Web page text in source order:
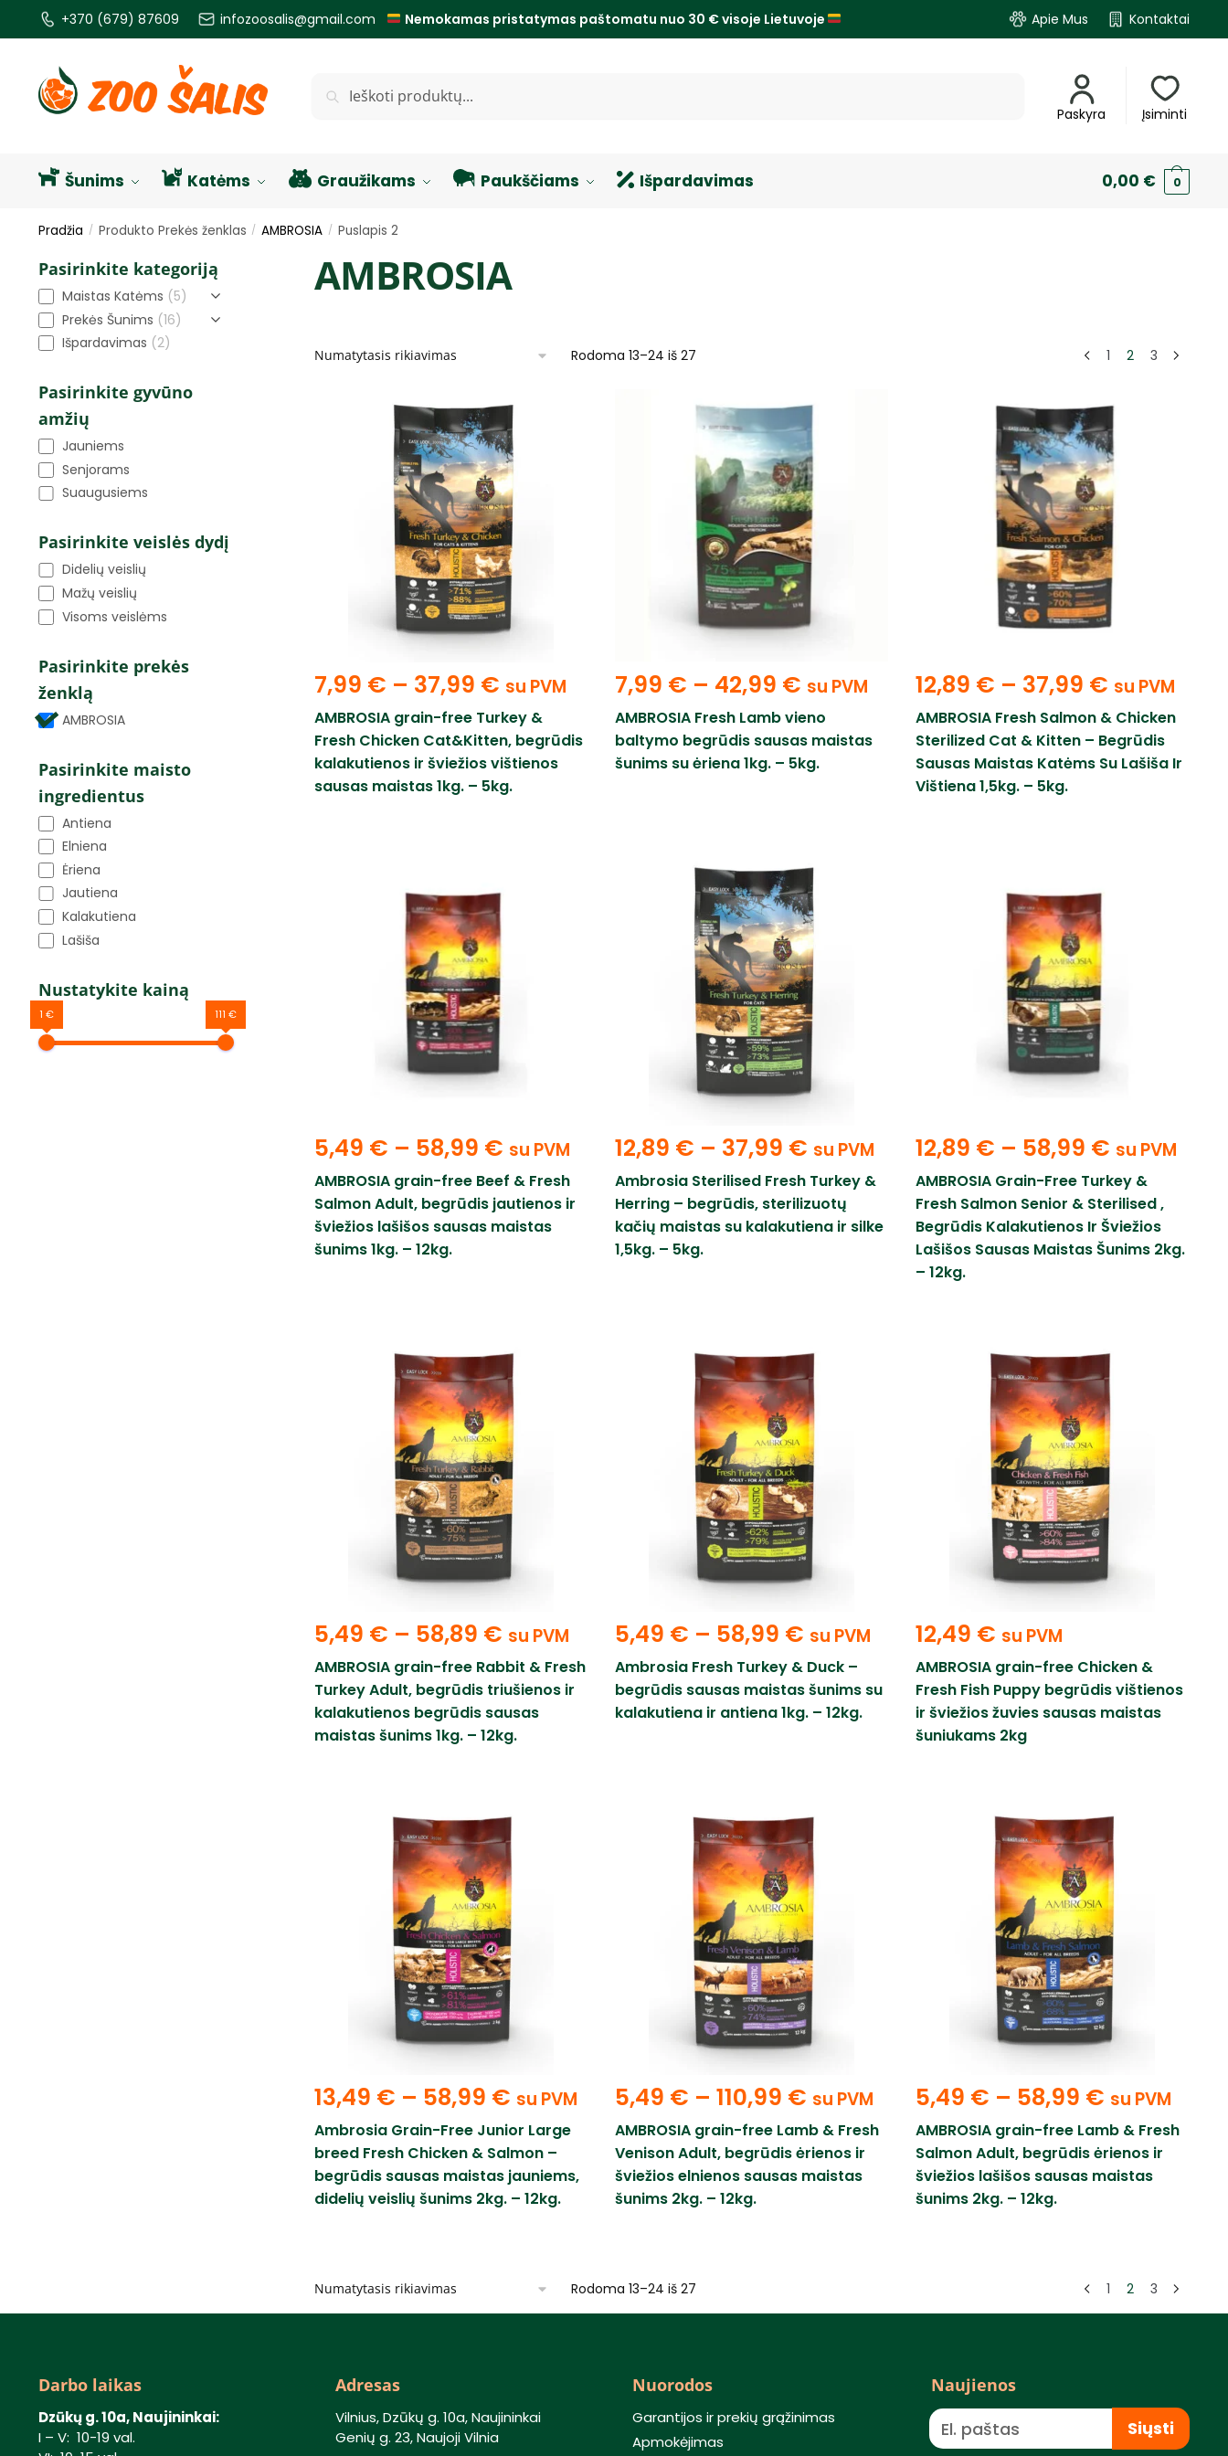
+370 (679) 87609 infozoosalis@gmail.com Nemokamas pristatymas paštomatu nuo 30 € visoje Lietuvoje Apie Mus Kontaktai
Paskyra Įsiminti
Šunims Katėms Graužikams Paukščiams Išpardavimas 0,00 € 0
Pradžia / Produkto Prekės ženklas / AMBROSIA / Puslapis 2
AMBROSIA
Rodoma 13–24 iš 27 1 2 3
7,99 € – 37,99 € su PVM
AMBROSIA grain-free Turkey &
Fresh Chicken Cat&Kitten, begrūdis
kalakutienos ir šviežios vištienos
sausas maistas 1kg. – 5kg.
7,99 € – 42,99 € su PVM
AMBROSIA Fresh Lamb vieno
baltymo begrūdis sausas maistas
šunims su ėriena 1kg. – 5kg.
12,89 € – 37,99 € su PVM
AMBROSIA Fresh Salmon & Chicken
Sterilized Cat & Kitten – Begrūdis
Sausas Maistas Katėms Su Lašiša Ir
Vištiena 1,5kg. – 5kg.
5,49 € – 58,99 € su PVM
AMBROSIA grain-free Beef & Fresh
Salmon Adult, begrūdis jautienos ir
šviežios lašišos sausas maistas
šunims 1kg. – 12kg.
12,89 € – 37,99 € su PVM
Ambrosia Sterilised Fresh Turkey &
Herring – begrūdis, sterilizuotų
kačių maistas su kalakutiena ir silke
1,5kg. – 5kg.
12,89 € – 58,99 € su PVM
AMBROSIA Grain-Free Turkey &
Fresh Salmon Senior & Sterilised ,
Begrūdis Kalakutienos Ir Šviežios
Lašišos Sausas Maistas Šunims 2kg.
– 12kg.
5,49 € – 58,89 € su PVM
AMBROSIA grain-free Rabbit & Fresh
Turkey Adult, begrūdis triušienos ir
kalakutienos begrūdis sausas
maistas šunims 1kg. – 12kg.
5,49 € – 58,99 € su PVM
Ambrosia Fresh Turkey & Duck –
begrūdis sausas maistas šunims su
kalakutiena ir antiena 1kg. – 12kg.
12,49 € su PVM
AMBROSIA grain-free Chicken &
Fresh Fish Puppy begrūdis vištienos
ir šviežios žuvies sausas maistas
šuniukams 2kg
13,49 € – 58,99 € su PVM
Ambrosia Grain-Free Junior Large
breed Fresh Chicken & Salmon –
begrūdis sausas maistas jauniems,
didelių veislių šunims 2kg. – 12kg.
5,49 € – 110,99 € su PVM
AMBROSIA grain-free Lamb & Fresh
Venison Adult, begrūdis ėrienos ir
šviežios elnienos sausas maistas
šunims 2kg. – 12kg.
5,49 € – 58,99 € su PVM
AMBROSIA grain-free Lamb & Fresh
Salmon Adult, begrūdis ėrienos ir
šviežios lašišos sausas maistas
šunims 2kg. – 12kg.
Rodoma 13–24 iš 27 1 2 3
Pasirinkite kategoriją
Maistas Katėms (5)
Prekės Šunims (16)
Išpardavimas (2)
Pasirinkite gyvūno
amžių
Jauniems
Senjorams
Suaugusiems
Pasirinkite veislės dydį
Didelių veislių
Mažų veislių
Visoms veislėms
Pasirinkite prekės
ženklą
AMBROSIA
Pasirinkite maisto
ingredientus
Antiena
Elniena
Ėriena
Jautiena
Kalakutiena
Lašiša
Nustatykite kainą
1 € 111 €
Darbo laikas
Dzūkų g. 10a, Naujininkai:
I – V: 10-19 val.
Adresas
Vilnius, Dzūkų g. 10a, Naujininkai
Genių g. 23, Naujoji Vilnia
Nuorodos
Garantijos ir prekių grąžinimas
Apmokėjimas
Naujienos
Siųsti